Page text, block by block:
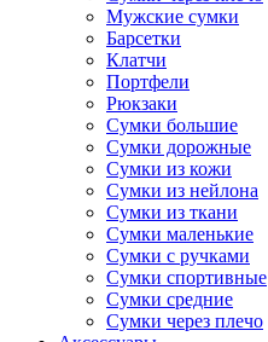
Мужские сумки
Барсетки
Клатчи
Портфели
Рюкзаки
Сумки большие
Сумки дорожные
Сумки из кожи
Сумки из нейлона
Сумки из ткани
Сумки маленькие
Сумки с ручками
Сумки спортивные
Сумки средние
Сумки через плечо